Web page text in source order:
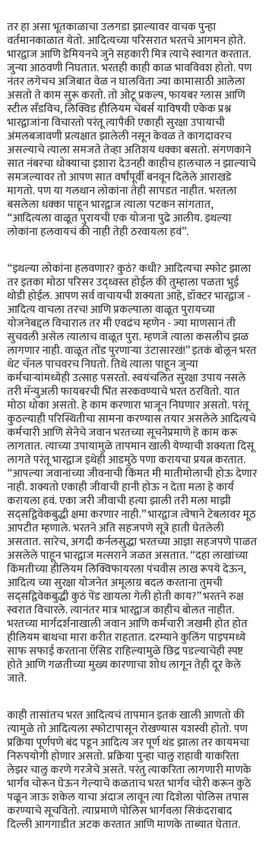
तर हा असा भूतकाळाचा उलगडा झाल्यावर वाचक पुन्हा
वर्तमानकाळात येतो. आदित्यच्या परिसरात भरतचे आगमन होते.
भारद्वाज आणि डेमियनचे जुने सहकारी मित्र त्याचे स्वागत करतात.
जुन्या आठवणी निघतात. भरतही काही काळ भावविवश होतो. पण
नंतर लगेचच अजिबात वेळ न घालविता ज्या कामासाठी आलेला
असतो ते काम सुरू करतो. तो ओटू प्रकल्प, फायबर ग्लास आणि
स्टील सॅंडविच, लिक्विड हीलियम चेंबर्स याविषयी एकेक प्रश्न
भारद्वाजांना विचारतो परंतू त्यापैकी एकाही सुरक्षा उपायाची
अंमलबजावणी प्रत्यक्षात झालेली नसून केवळ ते कागदावरच
असल्याचे त्याला समजते तेव्हा अतिशय धक्का बसतो. संगणकाने
सात नंबरचा धोक्याचा इशारा देउनही काहीच हालचाल न झाल्याचे
समजल्यावर तो आपण सात वर्षांपूर्वी बनवून दिलेले आराखडे
मागतो. पण या गलथान लोकांना तेही सापडत नाहीत. भरतला
बसलेला धक्का पाहून भारद्वाज त्याला पटकन सांगतात,
“आदित्यला वाळूत पुरायची एक योजना पुढे आलीय. इथल्या
लोकांना हलवायचं की नाही तेही ठरवायला हवं”.
“इथल्या लोकांना हलवणार? कुठं? कधी? आदित्यचा स्फोट झाला
तर इतका मोठा परिसर उद्ध्वस्त होईल की तुम्हाला पळता भुई
थोडी होईल. आपण सर्व वाचायची शक्यता आहे, डॉक्टर भारद्वाज -
आदित्य वाचला तरच! आणि प्रकल्पाला वाळूत पुरायच्या
योजनेबद्दल विचाराल तर मी एवढंच म्हणेन - ज्या माणसानं ती
सुचवली असेल त्यालाच वाळूत पुरा. म्हणजे त्याला कसलीच झळ
लागणार नाही. वाळूत तोंड पुरणार्‍या उंटासारखं!” इतकं बोलून भरत
थेट चॅनल पाचवरच निघतो. तिथे त्याला पाहून जुन्या
कर्मचार्‍यांमध्येही उत्साह पसरतो. स्वयंचलित सुरक्षा उपाय नसले
तरी मॅन्युअली फायबरची भिंत सरकवण्याचे भरत ठरवितो. यात
मोठा धोका असतो. हे काम करणारा भाजून निघणार असतो. परंतू
कुठल्याही परिस्थितीचा सामना करण्यास तयार असलेले आदित्यचे
कर्मचारी आणि सेनेचे जवान भरतच्या सूचनेप्रमाणे हे काम करू
लागतात. त्याच्या उपायामुळे तापमान खाली येण्याची शक्यता दिसू
लागते परंतू भारद्वाज इथेही आडमुठे पणा करायचा प्रयत्न करतात.
“आपल्या जवानांच्या जीवनाची किंमत मी मातीमोलाची होऊ देणार
नाही. शक्यतो एकाही जीवाची हानी होऊ न देता मला हे कार्य
करायला हवं. एका जरी जीवाची हत्या झाली तरी मला माझी
सद्सद्विवेकबुद्धी क्षमा करणार नाही.” भारद्वाज त्वेषाने टेबलावर मूठ
आपटीत म्हणाले. भरतने अति सहजपणे सूत्रे हाती घेतलेली
असतात. सारेच, अगदी कर्नलसुद्धा भरतच्या आज्ञा सहजपणे पाळत
असलेले पाहून भारद्वाज मत्सराने जळत असतात. “दहा लाखांच्या
किंमतीच्या हीलियम लिक्विफायरला पंचवीस लाख रूपये देऊन,
आदित्य च्या सुरक्षा योजनेत अमूलाग्र बदल करताना तुमची
सद्सद्विवेकबुद्धी कुठं पेंड खायला गेली होती काय?” भरतने रुक्ष
स्वरात विचारले. त्यानंतर मात्र भारद्वाज काहीच बोलत नाहीत.
भरतच्या मार्गदर्शनाखाली जवान आणि कर्मचारी जखमी होत होत
हीलियम बाथचा मारा करीत राहतात. दरम्याने कुलिंग पाइपमध्ये
साफ सफाई करताना ऍसिड राहिल्यामुळे छिद्र पडल्याचेही स्पष्ट
होते आणि गळतीच्या मुख्य कारणाचा शोध लागून तेही दूर केले
जाते.
काही तासांतच भरत आदित्यचं तापमान इतकं खाली आणतो की
त्यामुळे तो आदित्यला स्फोटापासून रोखण्यास यशस्वी होतो. पण
प्रक्रिया पूर्णपणे बंद पडून आदित्य जर पूर्ण थंड झाला तर कायमचा
निरुपयोगी होणार असतो. प्रक्रिया पुन्हा चालु राहावी याकरिता
लेझर चालु करणे गरजेचे असते. परंतु त्याकरिता लागणारी माणके
भार्गव चोरून घेऊन गेल्याचे कळताच भरत भार्गव चोरी करून कुठे
पळून जाऊ शकेल याचा अंदाज लावून त्या दिशेला पोलिस तपास
करण्याचे सूचवितो. त्याप्रमाणे पोलिस भार्गवला सिकंदराबाद
दिल्ली आगगाडीत अटक करतात आणि माणके ताब्यात घेतात.